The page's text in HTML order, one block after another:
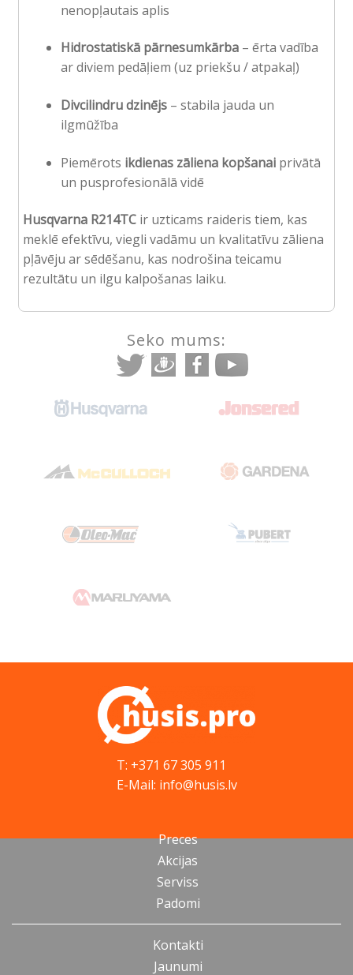
nenopļautais aplis
Hidrostatiskā pārnesumkārba– ērta vadība
ar diviem pedāļiem (uz priekšu / atpakaļ)
Divcilindru dzinējs– stabila jauda un
ilgmūžība
Piemērots ikdienas zāliena kopšanaiprivātā
un pusprofesionālā vidē
Husqvarna R214TCir uzticams raideris tiem, kas
meklē efektīvu, viegli vadāmu un kvalitatīvu zāliena
pļāvēju ar sēdēšanu, kas nodrošina teicamu
rezultātu un ilgu kalpošanas laiku.
Seko mums:
T: +371 67 305 911
E-Mail: info@husis.lv
Preces
Akcijas
Serviss
Padomi
Kontakti
Jaunumi